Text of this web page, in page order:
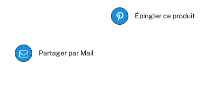
Épingler ce produit
Partager par Mail